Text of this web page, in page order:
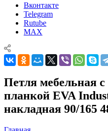
Вконтакте
Telegram
Rutube
MAX
Петля мебельная
планкой EVA
накладная 90/165